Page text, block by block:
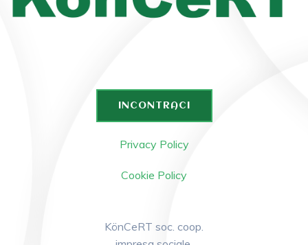
INCONTRACI
Privacy Policy
Cookie Policy
KönCeRT soc. coop.